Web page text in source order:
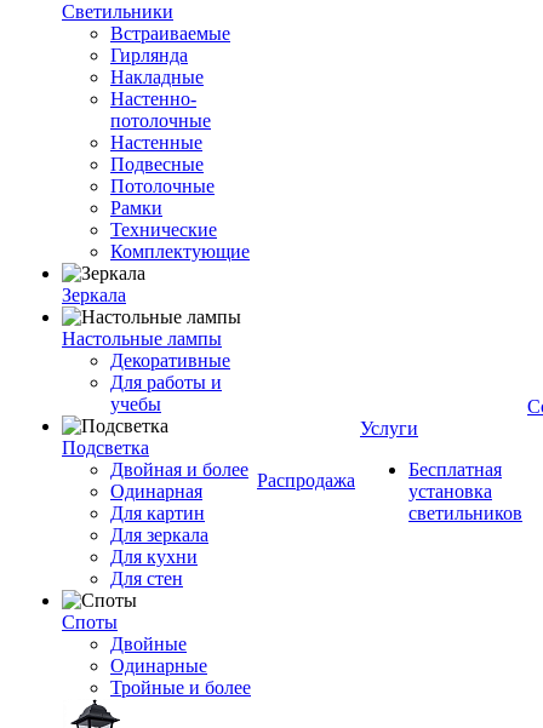
Светильники
Встраиваемые
Гирлянда
Накладные
Настенно-
потолочные
Настенные
Подвесные
Потолочные
Рамки
Технические
Комплектующие
Зеркала
Настольные лампы
Декоративные
Для работы и
учебы
Подсветка
Двойная и более
Одинарная
Для картин
Для зеркала
Для кухни
Для стен
Споты
Двойные
Одинарные
Тройные и более
Распродажа
Услуги
Бесплатная
установка
светильников